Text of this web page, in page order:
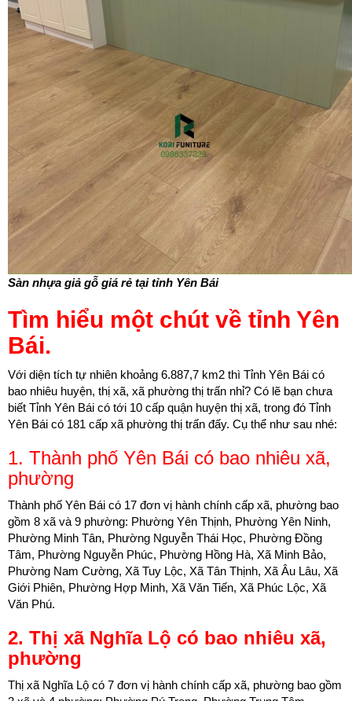
Sàn nhựa giả gỗ giá rẻ tại tỉnh Yên Bái
Tìm hiểu một chút về tỉnh Yên
Bái.
Với diện tích tự nhiên khoảng 6.887,7 km2 thì Tỉnh Yên Bái có
bao nhiêu huyện, thị xã, xã phường thị trấn nhỉ? Có lẽ bạn chưa
biết Tỉnh Yên Bái có tới 10 cấp quận huyện thị xã, trong đó Tỉnh
Yên Bái có 181 cấp xã phường thị trấn đấy. Cụ thể như sau nhé:
1. Thành phố Yên Bái có bao nhiêu xã,
phường
Thành phố Yên Bái có 17 ​đơn vị hành chính cấp xã, phường bao
gồm 8 xã và 9 phường: Phường Yên Thịnh, Phường Yên Ninh,
Phường Minh Tân, Phường Nguyễn Thái Học, Phường Đồng
Tâm, Phường Nguyễn Phúc, Phường Hồng Hà, Xã Minh Bảo,
Phường Nam Cường, Xã Tuy Lộc, Xã Tân Thịnh, Xã Âu Lâu, Xã
Giới Phiên, Phường Hợp Minh, Xã Văn Tiến, Xã Phúc Lộc, Xã
Văn Phú.
2. Thị xã Nghĩa Lộ có bao nhiêu xã,
phường
Thị xã Nghĩa Lộ có 7 ​đơn vị hành chính cấp xã, phường bao gồm